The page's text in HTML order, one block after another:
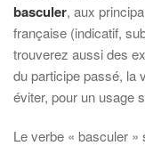
basculer, aux
française (indicatif,
trouverez aussi des
du participe passé, la
éviter, pour un usage
Le verbe « basculer »